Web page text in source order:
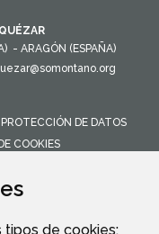
tipos de cookies:
- ARAGÓN (ESPAÑA)
PROTECCIÓN DE DATOS
COOKIES